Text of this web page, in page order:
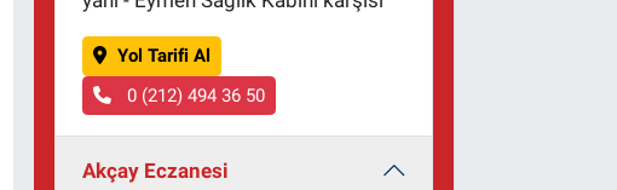
Yol Tarifi Al
0 (212) 494 36 50
Akçay Eczanesi